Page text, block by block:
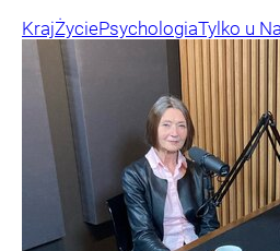
KrajŻyciePsychologiaTylko u